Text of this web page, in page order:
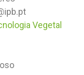
Vegetal